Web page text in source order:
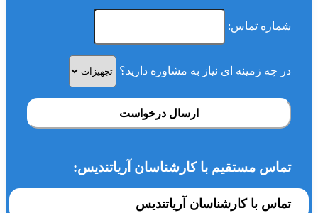
شماره تماس:
در چه زمینه ای نیاز به مشاوره دارید؟
ارسال درخواست
تماس مستقیم با کارشناسان آریاتندیس:
تماس با کارشناسان آریاتندیس